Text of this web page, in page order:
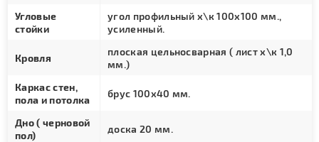
Угловые
стойки
угол профильный х\к 100х100 мм.,
усиленный.
Кровля
плоская цельносварная ( лист х\к 1,0
мм.)
Каркас стен,
пола и потолка
брус 100х40 мм.
Дно ( черновой
пол)
доска 20 мм.